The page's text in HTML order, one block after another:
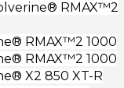
RMAX™2
RMAX™2 1000
RMAX™2 1000
X2 850 XT-R